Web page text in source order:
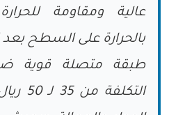
عالية ومقاومة
بالحرارة على السطح
طبقة متصلة قوية